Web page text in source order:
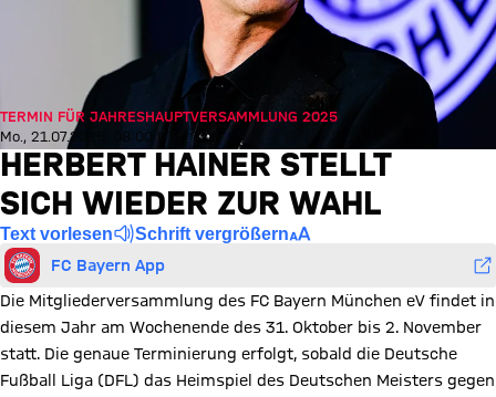
TERMIN FÜR JAHRESHAUPTVERSAMMLUNG 2025
Mo., 21.07.2025, 08:00 UTC
HERBERT HAINER STELLT
SICH WIEDER ZUR WAHL
Text vorlesen Schrift vergrößern
FC Bayern App
Die Mitgliederversammlung des FC Bayern München eV findet in
diesem Jahr am Wochenende des 31. Oktober bis 2. November
statt. Die genaue Terminierung erfolgt, sobald die Deutsche
Fußball Liga (DFL) das Heimspiel des Deutschen Meisters gegen